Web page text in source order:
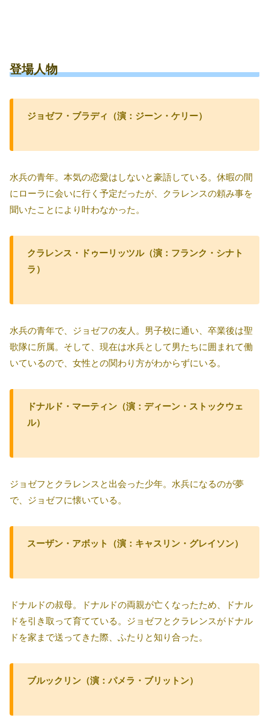
登場人物
ジョゼフ・ブラディ（演：ジーン・ケリー）
水兵の青年。本気の恋愛はしないと豪語している。休暇の間
にローラに会いに行く予定だったが、クラレンスの頼み事を
聞いたことにより叶わなかった。
クラレンス・ドゥーリッツル（演：フランク・シナト
ラ）
水兵の青年で、ジョゼフの友人。男子校に通い、卒業後は聖
歌隊に所属。そして、現在は水兵として男たちに囲まれて働
いているので、女性との関わり方がわからずにいる。
ドナルド・マーティン（演：ディーン・ストックウェ
ル）
ジョゼフとクラレンスと出会った少年。水兵になるのが夢
で、ジョゼフに懐いている。
スーザン・アボット（演：キャスリン・グレイソン）
ドナルドの叔母。ドナルドの両親が亡くなったため、ドナル
ドを引き取って育てている。ジョゼフとクラレンスがドナル
ドを家まで送ってきた際、ふたりと知り合った。
ブルックリン（演：パメラ・ブリットン）